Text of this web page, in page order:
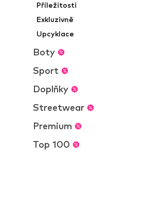
Příležitosti
Exkluzivně
Upcyklace
Boty
Sport
Doplňky
Streetwear
Premium
Top 100